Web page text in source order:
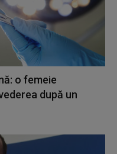
o femeie
după un